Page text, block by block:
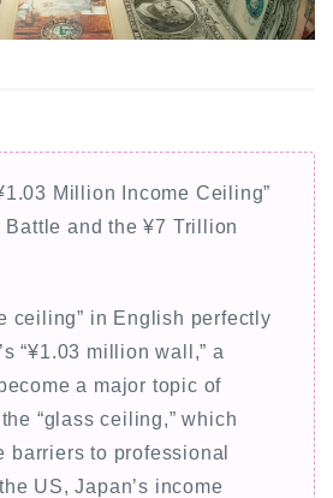
Million Income Ceiling”
and the ¥7 Trillion
ceiling” in English perfectly
“¥1.03 million wall,” a
a major topic of
“glass ceiling,” which
barriers to professional
US, Japan’s income